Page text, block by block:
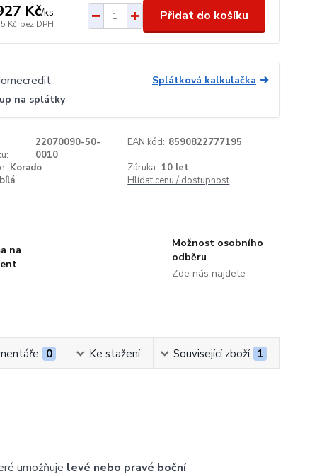
Kč/ks
Kč bez DPH
Přidat do košíku
Splátková kalkulačka
na splátky
22070090-50-
0010
EAN kód: 8590822777195
Korado Záruka: 10 let
Hlídat cenu / dostupnost
na
Možnost osobního
odběru
Zde nás najdete
0 Ke stažení Související zboží 1
umožňuje levé nebo pravé boční